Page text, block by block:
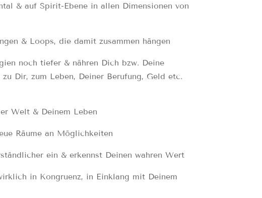
& auf Spirit-Ebene in allen Dimensionen von
& Loops, die damit zusammen hängen
noch tiefer & nähren Dich bzw. Deine
Dir, zum Leben, Deiner Berufung, Geld etc.
Welt & Deinem Leben
Räume an Möglichkeiten
ein & erkennst Deinen wahren Wert
in Kongruenz, in Einklang mit Deinem